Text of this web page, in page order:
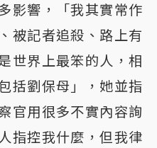
影響，「我其實常作
被記者追殺、路上有
世界上最笨的人，相
括劉保母」，她並指
官用很多不實內容詢
指控我什麼，但我律